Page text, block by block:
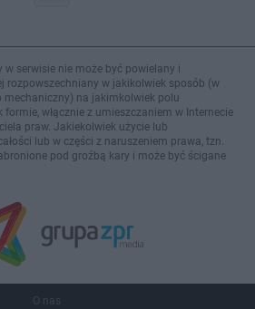
serwisie nie może być powielany i
rozpowszechniany w jakikolwiek sposób (w
mechaniczny) na jakimkolwiek polu
włącznie z umieszczaniem w Internecie
praw. Jakiekolwiek użycie lub
lub w części z naruszeniem prawa, tzn.
pod groźbą kary i może być ścigane
O nas